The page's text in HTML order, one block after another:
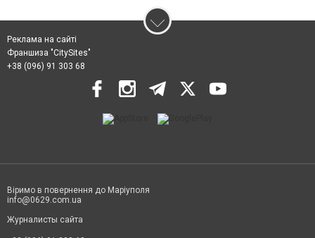
Реклама на сайті
Франшиза "CitySites"
+38 (096) 91 303 68
Віримо в повернення до Маріуполя
info@0629.com.ua
Журналисты сайта